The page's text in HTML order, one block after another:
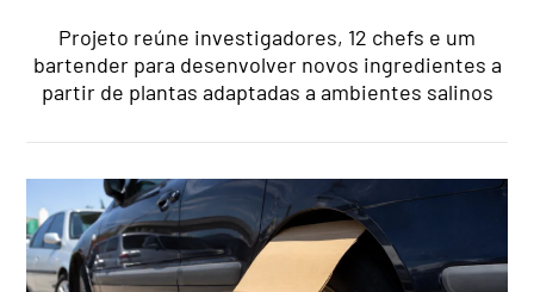
Projeto reúne investigadores, 12 chefs e um
bartender para desenvolver novos ingredientes a
partir de plantas adaptadas a ambientes salinos